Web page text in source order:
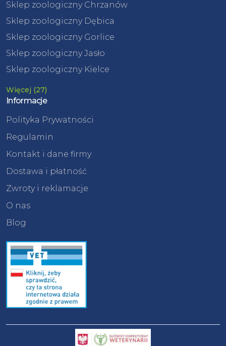
Sklep zoologiczny Chrzanów
Sklep zoologiczny Dębica
Sklep zoologiczny Gorlice
Sklep zoologiczny Jasło
Sklep zoologiczny Kielce
Więcej (27)
Informacje
Polityka Prywatności
Regulamin
Kontakt i dane firmy
Dostawa i płatność
Zwroty i reklamacje
O nas
Blog